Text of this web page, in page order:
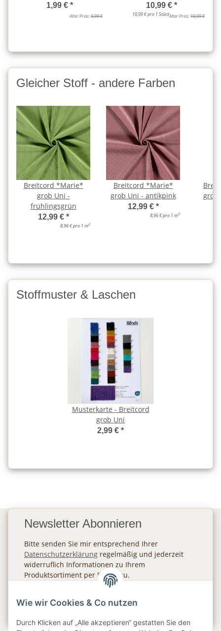
1,99 € *
Alter Preis:9,99 €
10,99 € *
10,99 € pro 1 StückAlter Preis:19,99 €
Gleicher Stoff - andere Farben
Breitcord *Marie*
grob Uni -
frühlingsgrün
12,99 € *
8,96 € pro 1 m2
Breitcord *Marie*
grob Uni - antikpink
12,99 € *
8,96 € pro 1 m2
grob
Stoffmuster & Laschen
Musterkarte - Breitcord
grob Uni
2,99 € *
Newsletter Abonnieren
Bitte senden Sie mir entsprechend Ihrer
Datenschutzerklärung regelmäßig und jederzeit
widerruflich Informationen zu Ihrem
Produktsortiment per E-Mail zu.
Wie wir Cookies & Co nutzen
Durch Klicken auf „Alle akzeptieren“ gestatten Sie den